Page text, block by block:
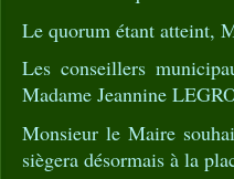
Le quorum étant atteint,
Les conseillers
Madame Jeannine
Monsieur le Maire
siègera désormais à la